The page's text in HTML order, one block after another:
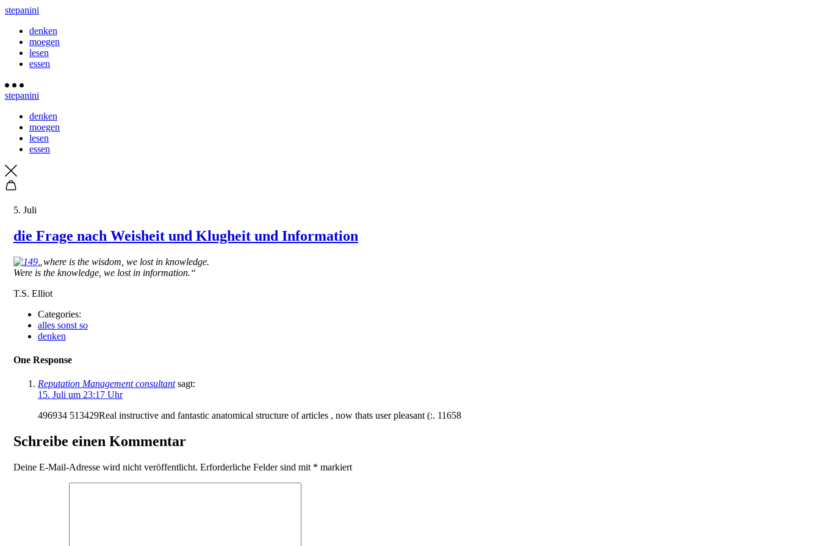
stepanini
denken
moegen
lesen
essen
stepanini
denken
moegen
lesen
essen
5. Juli
die Frage nach Weisheit und Klugheit und Information
„where is the wisdom, we lost in knowledge.
Were is the knowledge, we lost in information.“
T.S. Elliot
Categories:
alles sonst so
denken
One Response
Reputation Management consultant sagt:
15. Juli um 23:17 Uhr
496934 513429Real instructive and fantastic anatomical structure of articles , now thats user pleasant (:. 11658
Schreibe einen Kommentar
Deine E-Mail-Adresse wird nicht veröffentlicht. Erforderliche Felder sind mit * markiert